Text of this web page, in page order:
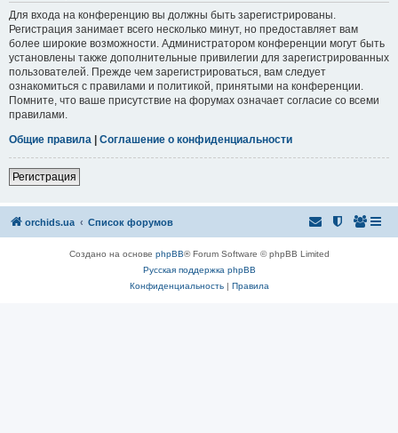
Для входа на конференцию вы должны быть зарегистрированы.
Регистрация занимает всего несколько минут, но предоставляет вам
более широкие возможности. Администратором конференции могут быть
установлены также дополнительные привилегии для зарегистрированных
пользователей. Прежде чем зарегистрироваться, вам следует
ознакомиться с правилами и политикой, принятыми на конференции.
Помните, что ваше присутствие на форумах означает согласие со всеми
правилами.
Общие правила | Соглашение о конфиденциальности
Регистрация
orchids.ua Список форумов
Создано на основе phpBB® Forum Software © phpBB Limited
Русская поддержка phpBB
Конфиденциальность| Правила